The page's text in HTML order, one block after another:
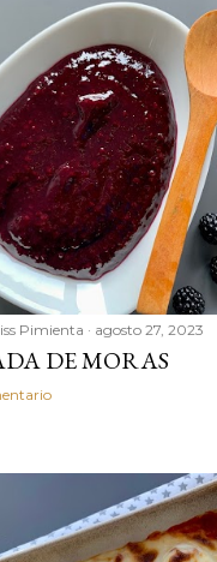
Pimienta agosto 27, 2023
DE MORAS